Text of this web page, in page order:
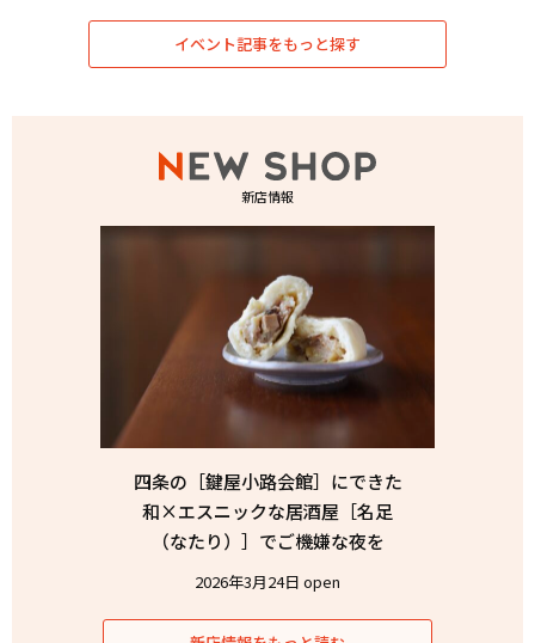
イベント記事をもっと探す
新店情報
四条の［鍵屋小路会館］にできた
和×エスニックな居酒屋［名足
（なたり）］でご機嫌な夜を
2026年3月24日 open